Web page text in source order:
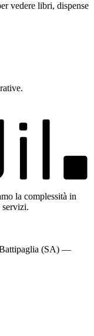
vedere libri, dispense
la complessità in
(SA) —